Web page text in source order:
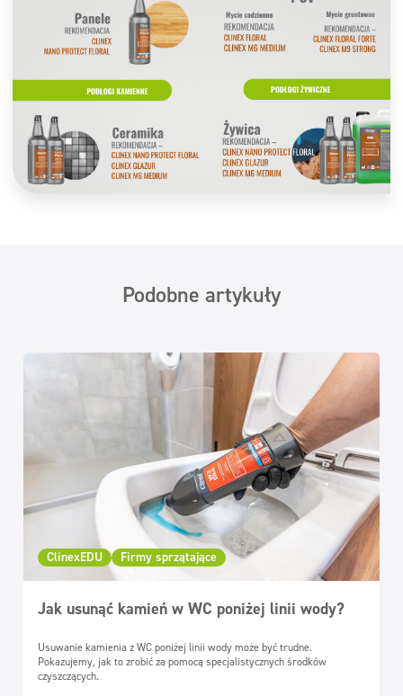
Podobne artykuły
ClinexEDU Firmy sprzątające
Jak usunąć kamień w WC poniżej linii wody?
Usuwanie kamienia z WC poniżej linii wody może być trudne.
Pokazujemy, jak to zrobić za pomocą specjalistycznych środków
czyszczących.